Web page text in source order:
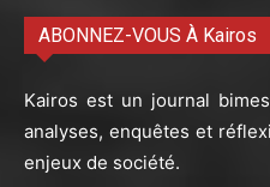
ABONNEZ-VOUS À Kairos
Kairos est un journal
analyses, enquêtes et
enjeux de société.